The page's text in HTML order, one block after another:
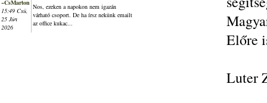
~CsMarton
15:49 Csü,
25 Jún
2026
Nos, ezeken a napokon nem igazán
várható csoport. De ha írsz nekünk emailt
az office kukac...
Előre
Luter